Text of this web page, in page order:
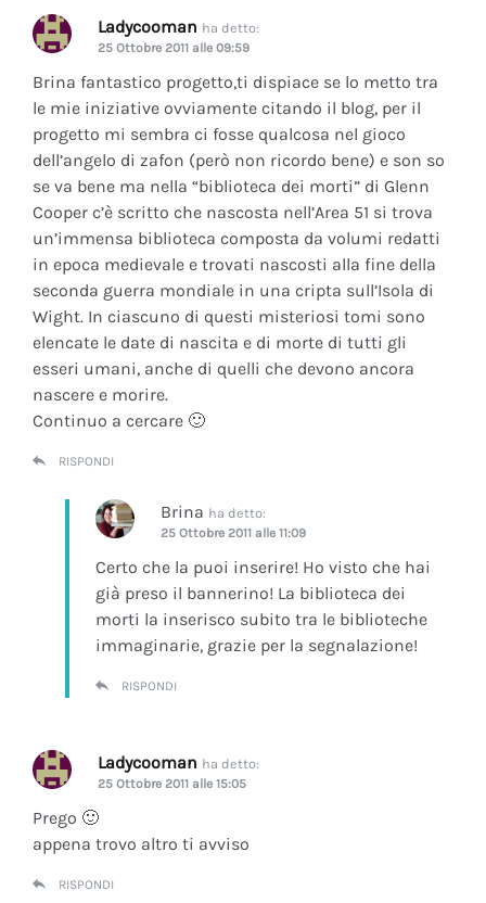
Ladycooman ha detto:
25 Ottobre 2011 alle 09:59
Brina fantastico progetto,ti dispiace se lo metto tra
le mie iniziative ovviamente citando il blog, per il
progetto mi sembra ci fosse qualcosa nel gioco
dell’angelo di zafon (però non ricordo bene) e son so
se va bene ma nella “biblioteca dei morti” di Glenn
Cooper c’è scritto che nascosta nell’Area 51 si trova
un’immensa biblioteca composta da volumi redatti
in epoca medievale e trovati nascosti alla fine della
seconda guerra mondiale in una cripta sull’Isola di
Wight. In ciascuno di questi misteriosi tomi sono
elencate le date di nascita e di morte di tutti gli
esseri umani, anche di quelli che devono ancora
nascere e morire.
Continuo a cercare 🙂
RISPONDI
Brina ha detto:
25 Ottobre 2011 alle 11:09
Certo che la puoi inserire! Ho visto che hai
già preso il bannerino! La biblioteca dei
morti la inserisco subito tra le biblioteche
immaginarie, grazie per la segnalazione!
RISPONDI
Ladycooman ha detto:
25 Ottobre 2011 alle 15:05
Prego 🙂
appena trovo altro ti avviso
RISPONDI